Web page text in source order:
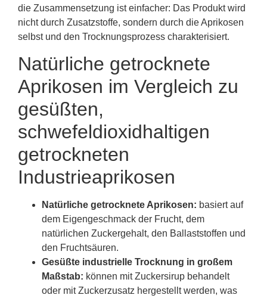
die Zusammensetzung ist einfacher: Das Produkt wird
nicht durch Zusatzstoffe, sondern durch die Aprikosen
selbst und den Trocknungsprozess charakterisiert.
Natürliche getrocknete
Aprikosen im Vergleich zu
gesüßten,
schwefeldioxidhaltigen
getrockneten
Industrieaprikosen
Natürliche getrocknete Aprikosen: basiert auf
dem Eigengeschmack der Frucht, dem
natürlichen Zuckergehalt, den Ballaststoffen und
den Fruchtsäuren.
Gesüßte industrielle Trocknung in großem
Maßstab: können mit Zuckersirup behandelt
oder mit Zuckerzusatz hergestellt werden, was